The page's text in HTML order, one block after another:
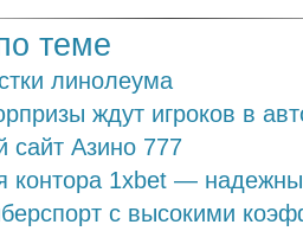
теме
линолеума
ждут игроков в
сайт Азино 777
контора 1xbet —
с высокими